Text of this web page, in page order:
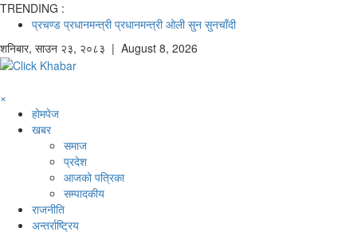
TRENDING :
प्रचण्ड प्रधानमन्त्री प्रधानमन्त्री ओली सुन सुनचाँदी
शनिबार, साउन २३, २०८३ | August 8, 2026
×
होमपेज
खबर
समाज
प्रदेश
आजको पत्रिका
सम्पादकीय
राजनीति
अन्तर्राष्ट्रिय